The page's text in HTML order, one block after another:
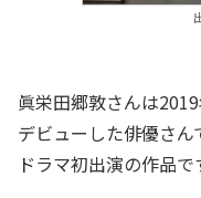
眞栄田郷敦さんは
デビューした俳優さ
ドラマ初出演の作品で